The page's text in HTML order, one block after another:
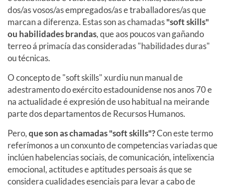
dos/as vosos/as empregados/as e traballadores/as que
marcan a diferenza. Estas son as chamadas"soft skills"
ou habilidades brandas, que aos poucos van gañando
terreo á primacía das consideradas "habilidades duras"
ou técnicas.
O concepto de "soft skills" xurdiu nun manual de
adestramento do exército estadounidense nos anos 70 e
na actualidade é expresión de uso habitual na meirande
parte dos departamentos de Recursos Humanos.
Pero,que son as chamadas "soft skills"?Con este termo
referímonos a un conxunto de competencias variadas que
inclúen habelencias sociais, de comunicación, intelixencia
emocional, actitudes e aptitudes persoais ás que se
considera cualidades esenciais para levar a cabo de